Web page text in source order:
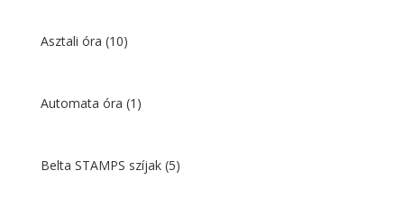
Asztali óra (10)
Automata óra (1)
Belta STAMPS szíjak (5)